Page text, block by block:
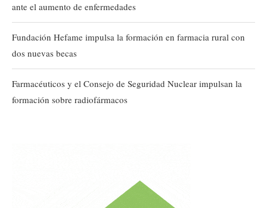
ante el aumento de enfermedades
Fundación Hefame impulsa la formación en farmacia rural con
dos nuevas becas
Farmacéuticos y el Consejo de Seguridad Nuclear impulsan la
formación sobre radiofármacos